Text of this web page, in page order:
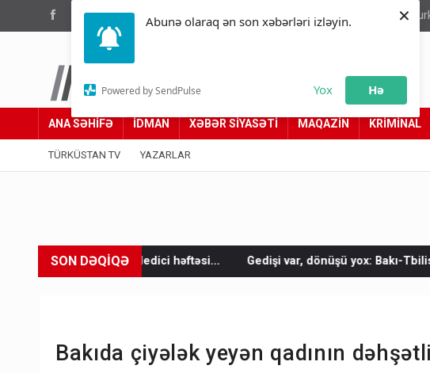
Abunə olaraq ən son xəbərləri izləyin.
Powered by SendPulse Yox Hə
×
(012) 449 94 05
Türküstan.az
Adımız yolumuzdur
ANA SƏHİFƏ İDMAN XƏBƏR SİYASƏTİ MAQAZİN KRİMİNAL
TÜRKÜSTAN TV YAZARLAR
SON DƏQİQƏ
həftəsi... Gedişi var, dönüşü yox: Bakı-Tbilisi-Bakı qatarına bilet
Bakıda çiyələk yeyən qadının